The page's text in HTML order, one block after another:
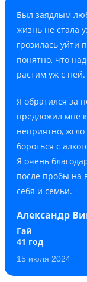
Был заядлым
жизнь не стала
грозилась уйти
понятно, что
растим уж с ней.
Я обратился за
предложил мне
неприятно,
бороться с
Я очень
после пробы на
себя и семьи.
Александр
Гай
41 год
15 июля 2024